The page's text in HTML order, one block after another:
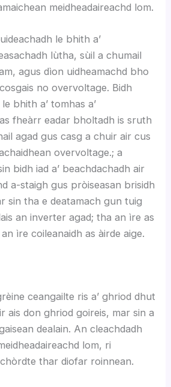
meidheadaireachd lom.
le bhith a’
lùtha, sùil a chumail
agus dìon uidheamachd bho
no overvoltage. Bidh
bhith a’ tomhas a’
fheàrr eadar bholtadh is sruth
agad gus casg a chuir air cus
overvoltage.; a
bidh iad a’ beachdachadh air
a-staigh gus pròiseasan brisidh
sin tha e deatamach gun tuig
an inverter agad; tha an ìre as
ìre coileanaidh as àirde aige.
ceangailte ris a’ ghriod dhut
ais don ghriod goireis, mar sin a
dealain. An cleachdadh
lom, ri
thar diofar roinnean.